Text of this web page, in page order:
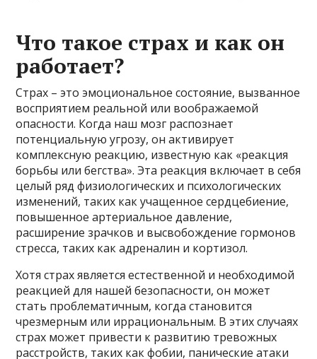
Что такое страх и как он
работает?
Страх – это эмоциональное состояние, вызванное
восприятием реальной или воображаемой
опасности. Когда наш мозг распознает
потенциальную угрозу, он активирует
комплексную реакцию, известную как «реакция
борьбы или бегства». Эта реакция включает в себя
целый ряд физиологических и психологических
изменений, таких как учащенное сердцебиение,
повышенное артериальное давление,
расширение зрачков и высвобождение гормонов
стресса, таких как адреналин и кортизол.
Хотя страх является естественной и необходимой
реакцией для нашей безопасности, он может
стать проблематичным, когда становится
чрезмерным или иррациональным. В этих случаях
страх может привести к развитию тревожных
расстройств, таких как фобии, панические атаки